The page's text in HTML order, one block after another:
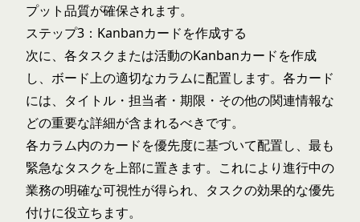
プット品質が確保されます。
ステップ3：Kanbanカードを作成する
次に、各タスクまたは活動のKanbanカードを作成
し、ボード上の適切なカラムに配置します。各カード
には、タイトル・担当者・期限・その他の関連情報な
どの重要な詳細が含まれるべきです。
各カラム内のカードを優先度に基づいて配置し、最も
緊急なタスクを上部に置きます。これにより進行中の
業務の明確な可視性が得られ、タスクの効果的な優先
付けに役立ちます。